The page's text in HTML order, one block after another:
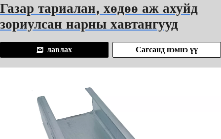
Газар тариалан, хөдөө аж ахуйд
зориулсан нарны хавтангууд
лавлах Сагсанд нэмнэ үү